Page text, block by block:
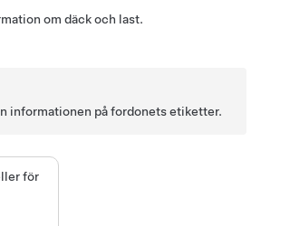
om däck och last.
informationen på fordonets etiketter.
för